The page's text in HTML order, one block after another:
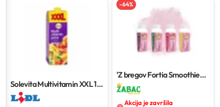
Solevita Multivitamin XXL1.5
l
-64%
'Z bregov Fortia Smoothie
200 g
Akcija je završila